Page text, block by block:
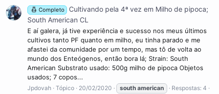
Completo
Cultivando pela 4ª vez em Milho de pipoca;
South American CL
E aí galera, já tive experiência e sucesso nos meus últimos
cultivos tanto PF quanto em milho, eu tinha parado e me
afastei da comunidade por um tempo, mas tô de volta ao
mundo dos Enteógenos, então bora lá; Strain: South
American Substrato usado: 500g milho de pipoca Objetos
usados; 7 copos...
Jpdovah Tópico 20/02/2020 south american
Respostas: 4